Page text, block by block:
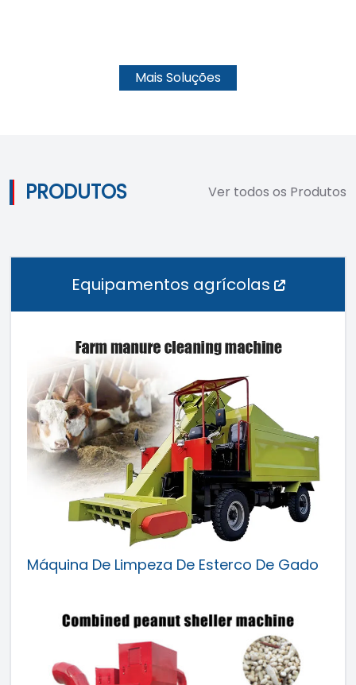
Mais Soluções
PRODUTOS Ver todos os Produtos
Equipamentos agrícolas
Máquina De Limpeza De Esterco De Gado